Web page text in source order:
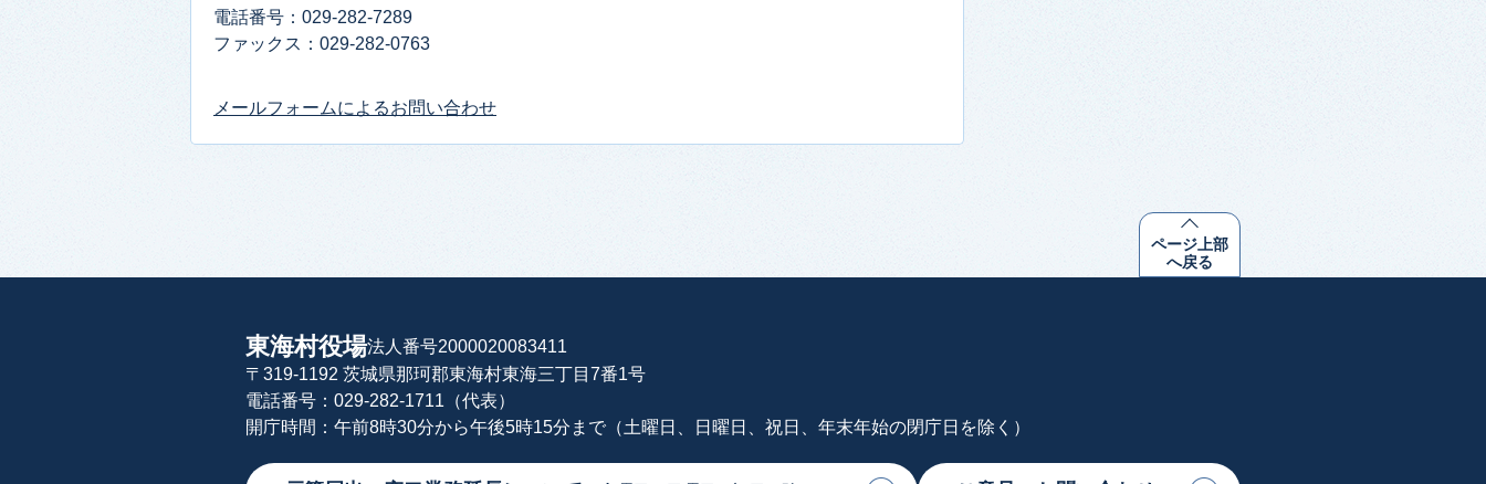
電話番号：029-282-7289
ファックス：029-282-0763
メールフォームによるお問い合わせ
ページ上部
へ戻る
東海村役場法人番号2000020083411
〒319-1192 茨城県那珂郡東海村東海三丁目7番1号
電話番号：029-282-1711（代表）
開庁時間：午前8時30分から午後5時15分まで（土曜日、日曜日、祝日、年末年始の閉庁日を除く）